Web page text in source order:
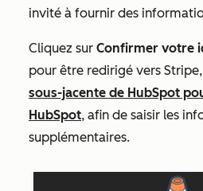
invité à fournir des
Cliquez sur Confirmer votre
pour être redirigé vers Stripe,
sous-jacente de HubSpot
HubSpot, afin de saisir les
supplémentaires.